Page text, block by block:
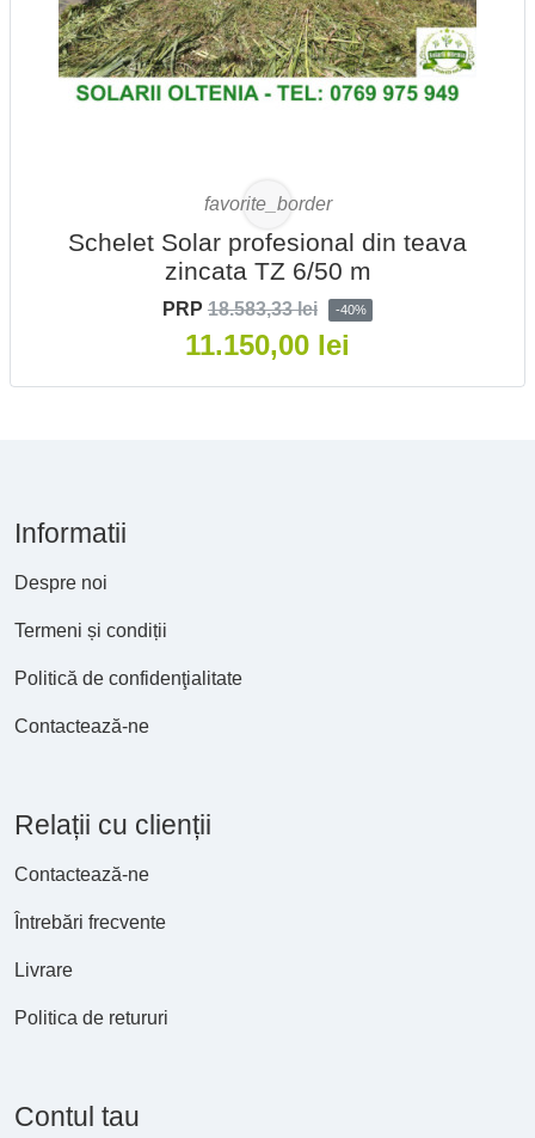
Schelet Solar profesional din teava
zincata TZ 6/50 m
PRP 18.583,33 lei -40%
11.150,00 lei
favorite_border
Informatii
Despre noi
Termeni și condiții
Politică de confidenţialitate
Contactează-ne
Relații cu clienții
Contactează-ne
Întrebări frecvente
Livrare
Politica de retururi
Contul tau